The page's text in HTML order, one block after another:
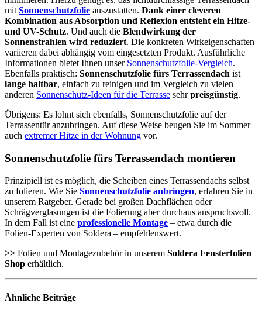
mit Sonnenschutzfolie auszustatten. Dank einer cleveren
Kombination aus Absorption und Reflexion entsteht ein Hitze-
und UV-Schutz. Und auch die Blendwirkung der
Sonnenstrahlen wird reduziert. Die konkreten Wirkeigenschaften
variieren dabei abhängig vom eingesetzten Produkt. Ausführliche
Informationen bietet Ihnen unser Sonnenschutzfolie-Vergleich.
Ebenfalls praktisch: Sonnenschutzfolie fürs Terrassendach ist
lange haltbar, einfach zu reinigen und im Vergleich zu vielen
anderen Sonnenschutz-Ideen für die Terrasse sehrpreisgünstig.
Übrigens: Es lohnt sich ebenfalls, Sonnenschutzfolie auf der
Terrassentür anzubringen. Auf diese Weise beugen Sie im Sommer
auch extremer Hitze in der Wohnung vor.
Sonnenschutzfolie fürs Terrassendach montieren
Prinzipiell ist es möglich, die Scheiben eines Terrassendachs selbst
zu folieren. Wie Sie Sonnenschutzfolie anbringen, erfahren Sie in
unserem Ratgeber. Gerade bei großen Dachflächen oder
Schrägverglasungen ist die Folierung aber durchaus anspruchsvoll.
In dem Fall ist eine professionelle Montage – etwa durch die
Folien-Experten von Soldera – empfehlenswert.
>> Folien und Montagezubehör in unserem Soldera Fensterfolien
Shop erhältlich.
Ähnliche Beiträge